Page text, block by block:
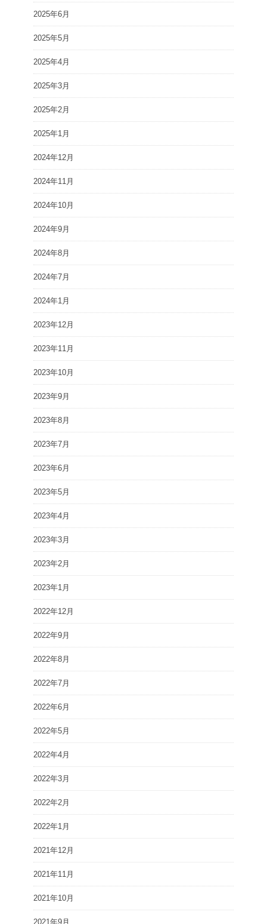
2025年6月
2025年5月
2025年4月
2025年3月
2025年2月
2025年1月
2024年12月
2024年11月
2024年10月
2024年9月
2024年8月
2024年7月
2024年1月
2023年12月
2023年11月
2023年10月
2023年9月
2023年8月
2023年7月
2023年6月
2023年5月
2023年4月
2023年3月
2023年2月
2023年1月
2022年12月
2022年9月
2022年8月
2022年7月
2022年6月
2022年5月
2022年4月
2022年3月
2022年2月
2022年1月
2021年12月
2021年11月
2021年10月
2021年9月